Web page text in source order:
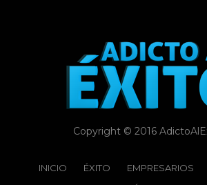
Copyright © 2016
INICIO ÉXITO‬ EMPRESARIOS